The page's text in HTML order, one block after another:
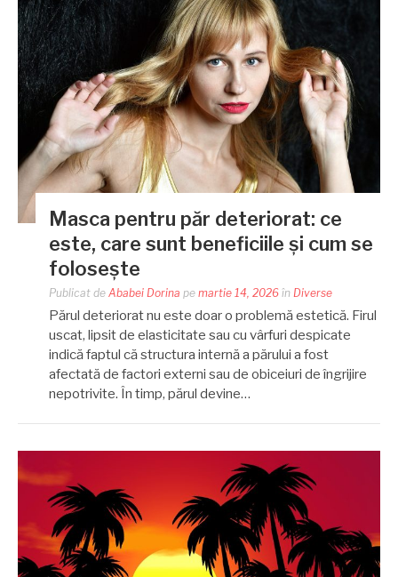
Masca pentru păr deteriorat: ce
este, care sunt beneficiile și cum se
folosește
Publicat de Ababei Dorina pe martie 14, 2026 în Diverse
Părul deteriorat nu este doar o problemă estetică. Firul
uscat, lipsit de elasticitate sau cu vârfuri despicate
indică faptul că structura internă a părului a fost
afectată de factori externi sau de obiceiuri de îngrijire
nepotrivite. În timp, părul devine…